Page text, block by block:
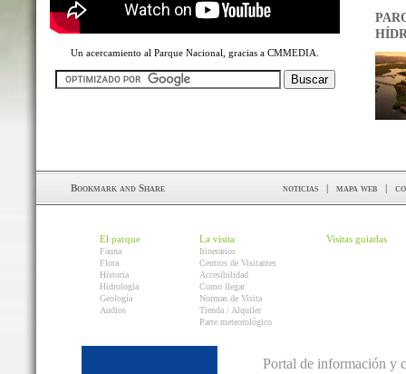
Un acercamiento al Parque Nacional, gracias a CMMEDIA.
noticias | mapa web |
El parque
Fauna
Flora
Historia
Hidrología
Geología
Audios
La visita
Itinerarios
Centros de Visitantes
Accesibilidad
Como llegar
Normas de Visita
Tienda / Alquiler
Parte meteorológico
Visitas guiadas
Portal de información y